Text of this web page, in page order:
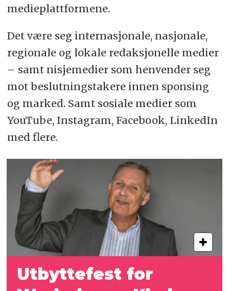
medieplattformene.
Det være seg internasjonale, nasjonale,
regionale og lokale redaksjonelle medier
– samt nisjemedier som henvender seg
mot beslutningstakere innen sponsing
og marked. Samt sosiale medier som
YouTube, Instagram, Facebook, LinkedIn
med flere.
Utbyttefest for